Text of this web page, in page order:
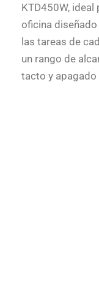
KTD450W,
oficina
las tareas de
un rango de
tacto y apagado